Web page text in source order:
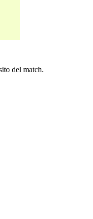
del match.